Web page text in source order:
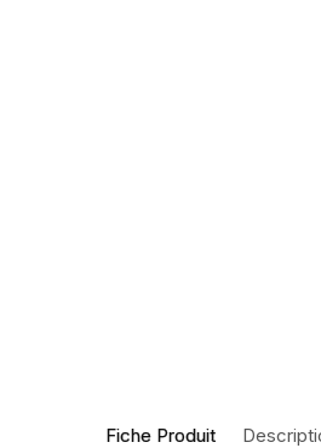
Fiche Produit